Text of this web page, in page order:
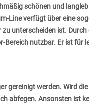
schönen und
Line verfügt über eine
unterscheiden ist.
nutzbar. Er ist für
gereinigt werden. Wird
abfegen. Ansonsten ist